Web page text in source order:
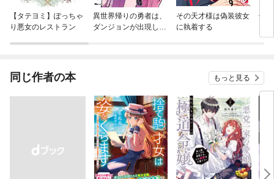
【タテヨミ】ぽっちゃ
り悪女のレストラン
異世界帰りの勇者は、
ダンジョンが出現した
その天才様は偽装彼女
に執着する
信
か
れ
バ
『
同じ作者の本 もっと見る